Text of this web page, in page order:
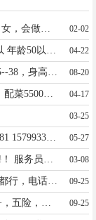
招聘食堂库管人员： 年龄要求40岁左右，女，会做出入库台账，库存盘点。懂电脑excl编辑，制单 具体事宜电话咨询： 19103442019（微信不回） 地址：光明东街 02-02
04-22
08-20
招聘 服务员3名3500--4000， 假期工，3名 配菜5500左右下午5点到凌晨3点 不休另加工资 地址，桃南文源巷 电话13015484004（w同号） 04-17
03-25
招水台一名 能马上上班的联系 15536811281 15799334881 05-27
03-08
太原亲贤街超市招聘做饼子师父个人夫妻都行，电话15608950580 09-25
09-25